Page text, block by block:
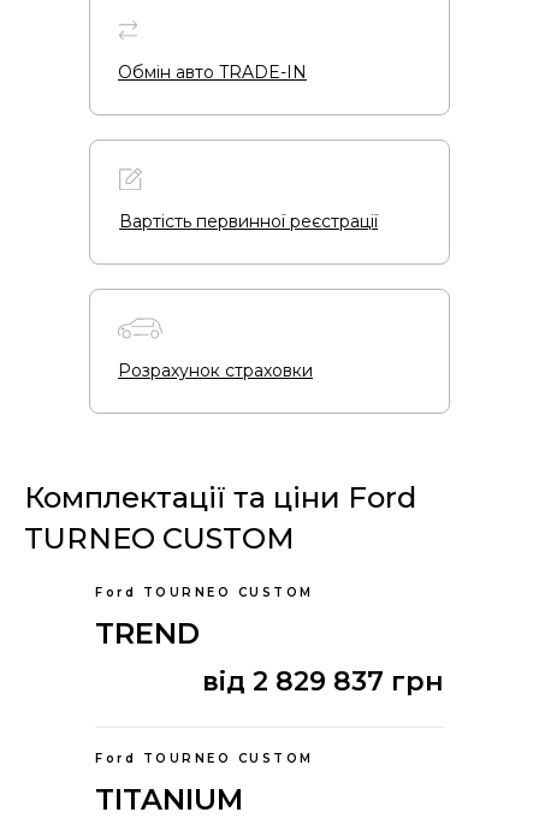
Розрахунок страховки
Обмін авто TRADE-IN
Вартість первинної реєстрації
Комплектації та ціни Ford
TURNEO CUSTOM
TITANIUM
Ford TOURNEO CUSTOM
TREND
Ford TOURNEO CUSTOM
від 2 829 837 грн